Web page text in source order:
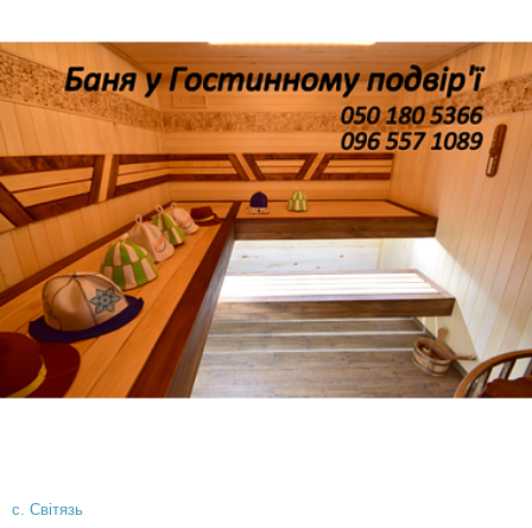
с. Світязь